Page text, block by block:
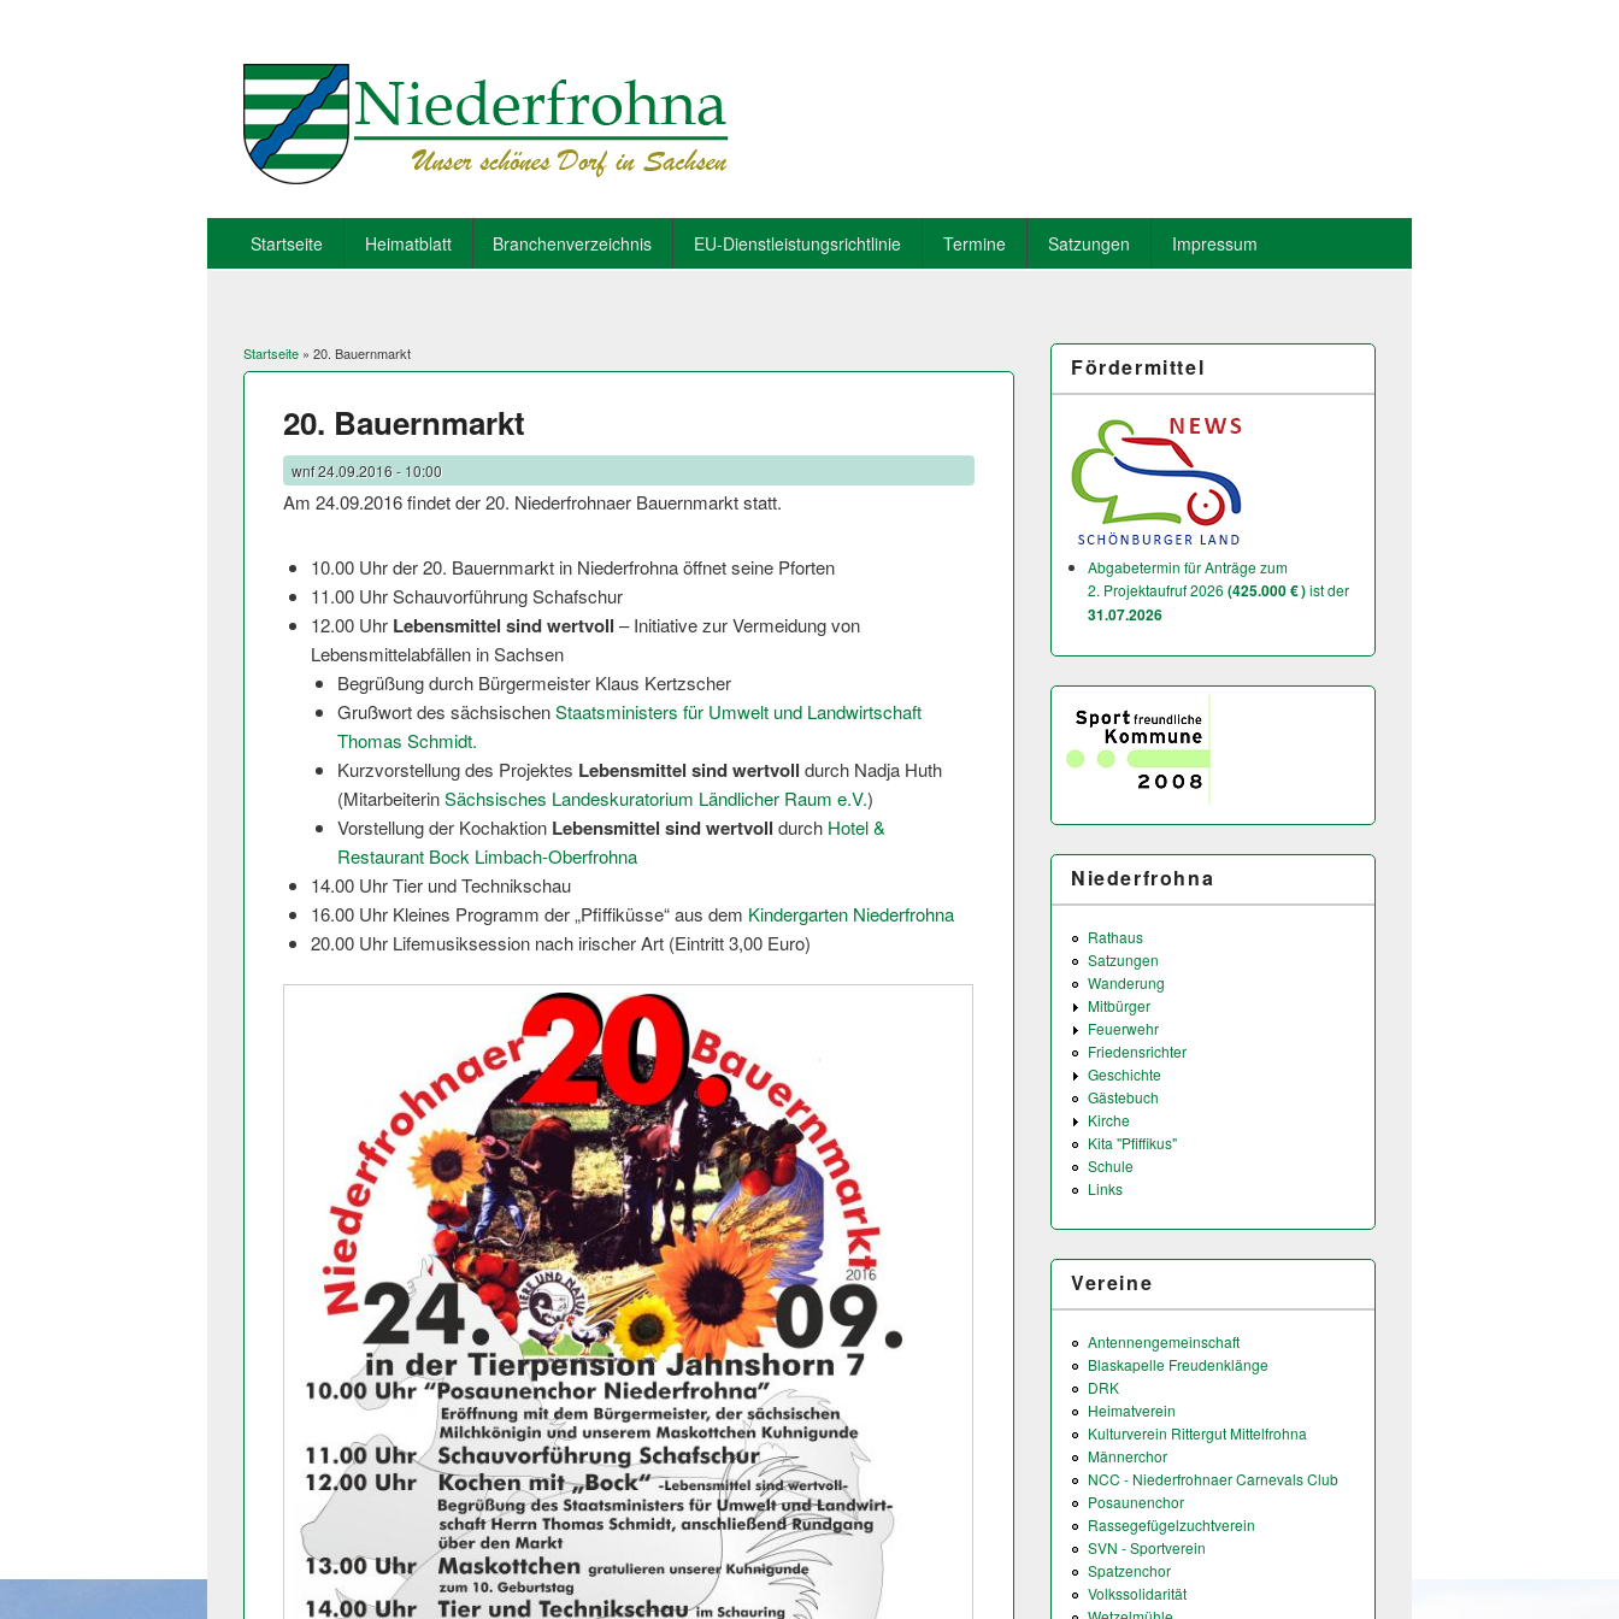
Startseite Heimatblatt Branchenverzeichnis EU-Dienstleistungsrichtlinie Termine Satzungen Impressum
Sie sind hier
Startseite » 20. Bauernmarkt
20. Bauernmarkt
wnf24.09.2016 - 10:00
Am 24.09.2016 findet der 20. Niederfrohnaer Bauernmarkt statt.
10.00 Uhr der 20. Bauernmarkt in Niederfrohna öffnet seine Pforten
11.00 Uhr Schauvorführung Schafschur
12.00 Uhr Lebensmittel sind wertvoll – Initiative zur Vermeidung von
Lebensmittelab­fällen in Sachsen
Begrüßung durch Bürgermeister Klaus Kertzscher
Grußwort des sächsischenStaatsministers für Umwelt und Landwirtschaft
Thomas Schmidt.
Kurzvorstellung des Projektes Lebensmittel sind wertvoll durch Nadja Huth
(MitarbeiterinSächsisches Landeskuratorium Ländlicher Raum e.V.)
Vorstellung der Kochaktion Lebensmittel sind wertvoll durch Hotel &
Restaurant Bock Limbach-Oberfrohna
14.00 Uhr Tier und Technikschau
16.00 Uhr Kleines Programm der „Pfiffiküsse“ aus dem Kindergarten Niederfrohna
20.00 Uhr Lifemusiksession nach irischer Art (Eintritt 3,00 Euro)
Fördermittel
Abgabetermin für Anträge zum
2. Projektaufruf 2026 (425.000 € )ist der
31.07.2026
Niederfrohna
Rathaus
Satzungen
Wanderung
Mitbürger
Feuerwehr
Friedensrichter
Geschichte
Gästebuch
Kirche
Kita "Pfiffikus"
Schule
Links
Vereine
Antennengemeinschaft
Blaskapelle Freudenklänge
DRK
Heimatverein
Kulturverein Rittergut Mittelfrohna
Männerchor
NCC - Niederfrohnaer Carnevals Club
Posaunenchor
Rassegefügelzuchtverein
SVN - Sportverein
Spatzenchor
Volkssolidarität